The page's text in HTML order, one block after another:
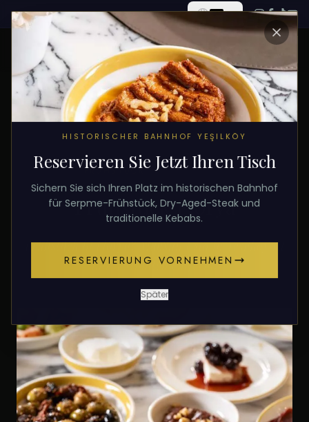
ALLE BEITRÄGE
FRÜHSTÜCK 6. Februar 2026
Frühstück Florya
Frühstück in Florya? Mahsun Usta in Yesilkoy ist
nur 5 Minuten entfernt.
HISTORISCHER BAHNHOF YEŞILKÖY
Reservieren Sie Jetzt Ihren Tisch
Sichern Sie sich Ihren Platz im historischen Bahnhof
für Serpme-Frühstück, Dry-Aged-Steak und
traditionelle Kebabs.
RESERVIERUNG VORNEHMEN
Später